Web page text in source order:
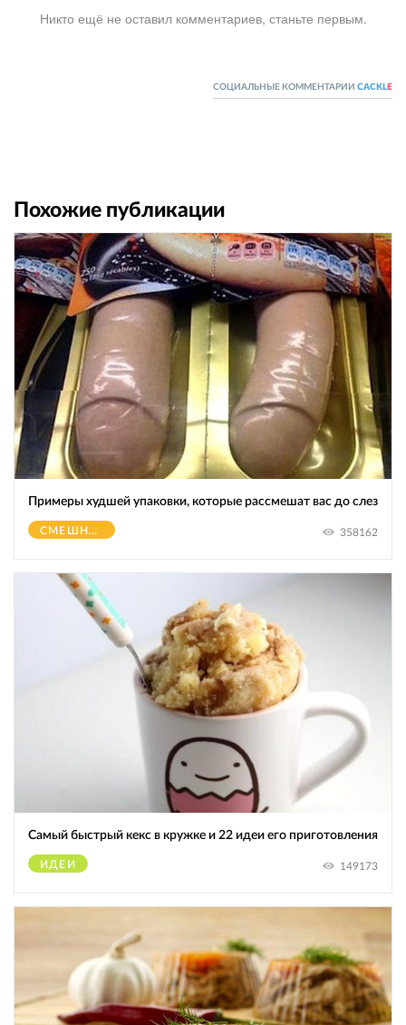
Никто ещё не оставил комментариев, станьте первым.
СОЦИАЛЬНЫЕ КОММЕНТАРИИ CACKL E
Похожие публикации
Примеры худшей упаковки, которые рассмешат вас до слез
СМЕШНОЕ 358162
Самый быстрый кекс в кружке и 22 идеи его приготовления
ИДЕИ 149173